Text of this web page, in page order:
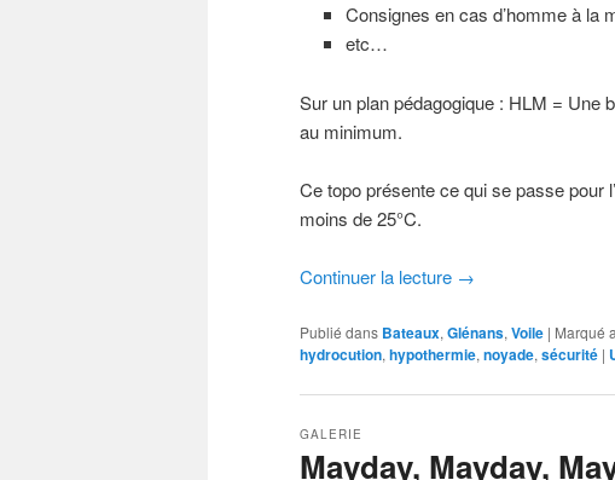
Consignes en cas d’homme à la
etc…
Sur un plan pédagogique : HLM = Une
au minimum.
Ce topo présente ce qui se passe pour
moins de 25°C.
Continuer la lecture →
Publié dans Bateaux, Glénans, Voile | Marqué
hydrocution, hypothermie, noyade, sécurité |
Mayday, Mayday,
GALERIE